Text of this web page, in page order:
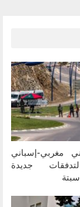
مغربي-إسباني
جديدة